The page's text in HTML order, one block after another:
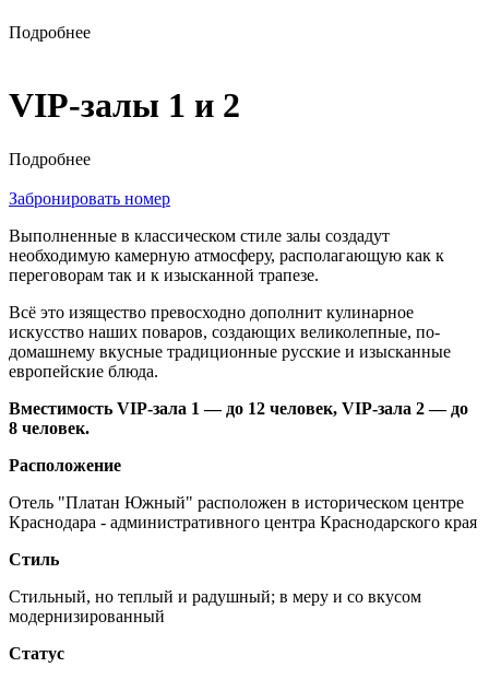
Подробнее
VIP-залы 1 и 2
Подробнее
Забронировать номер
Выполненные в классическом стиле залы создадут
необходимую камерную атмосферу, располагающую как к
переговорам так и к изысканной трапезе.
Всё это изящество превосходно дополнит кулинарное
искусство наших поваров, создающих великолепные, по-
домашнему вкусные традиционные русские и изысканные
европейские блюда.
Вместимость VIP-зала 1 — до 12 человек, VIP-зала 2 — до
8 человек.
Расположение
Отель "Платан Южный" расположен в историческом центре
Краснодара - административного центра Краснодарского края
Стиль
Стильный, но теплый и радушный; в меру и со вкусом
модернизированный
Статус